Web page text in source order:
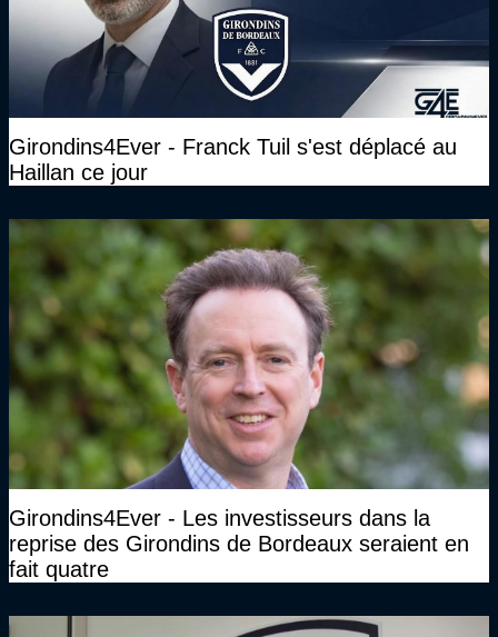
Girondins4Ever - Franck Tuil s'est déplacé au
Haillan ce jour
Girondins4Ever - Les investisseurs dans la
reprise des Girondins de Bordeaux seraient en
fait quatre